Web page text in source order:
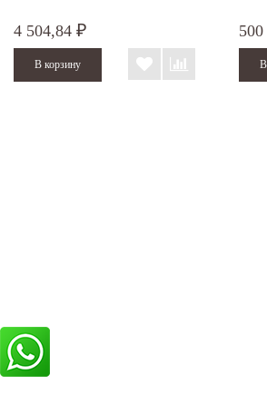
4 504,84 ₽ 500